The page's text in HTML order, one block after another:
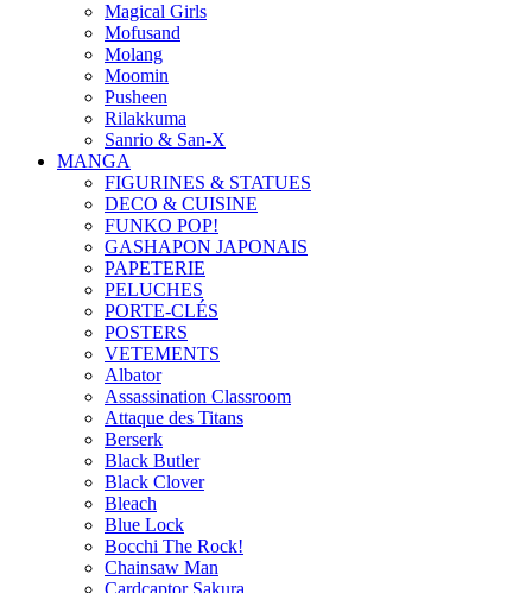
Magical Girls
Mofusand
Molang
Moomin
Pusheen
Rilakkuma
Sanrio & San-X
MANGA
FIGURINES & STATUES
DECO & CUISINE
FUNKO POP!
GASHAPON JAPONAIS
PAPETERIE
PELUCHES
PORTE-CLÉS
POSTERS
VETEMENTS
Albator
Assassination Classroom
Attaque des Titans
Berserk
Black Butler
Black Clover
Bleach
Blue Lock
Bocchi The Rock!
Chainsaw Man
Cardcaptor Sakura